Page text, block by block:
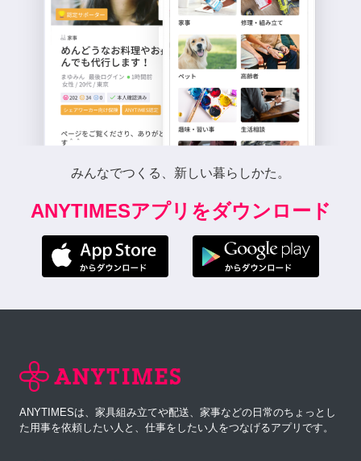
みんなでつくる、新しい暮らしかた。
ANYTIMESアプリをダウンロード
ANYTIMESは、家具組み立てや配送、家事などの日常のちょっとし
た用事を依頼したい人と、仕事をしたい人をつなげるアプリです。